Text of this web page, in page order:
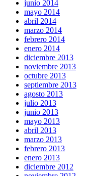
junio 2014
mayo 2014
abril 2014
marzo 2014
febrero 2014
enero 2014
diciembre 2013
noviembre 2013
octubre 2013
septiembre 2013
agosto 2013
julio 2013
junio 2013
mayo 2013
abril 2013
marzo 2013
febrero 2013
enero 2013
diciembre 2012